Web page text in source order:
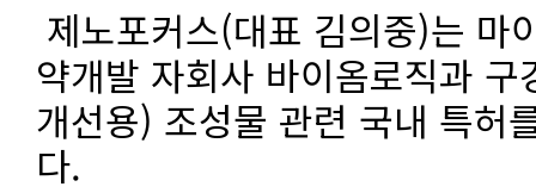
제노포커스(대표 김의중)는 마
약개발 자회사 바이옴로직과
개선용) 조성물 관련 국내 특허
다.